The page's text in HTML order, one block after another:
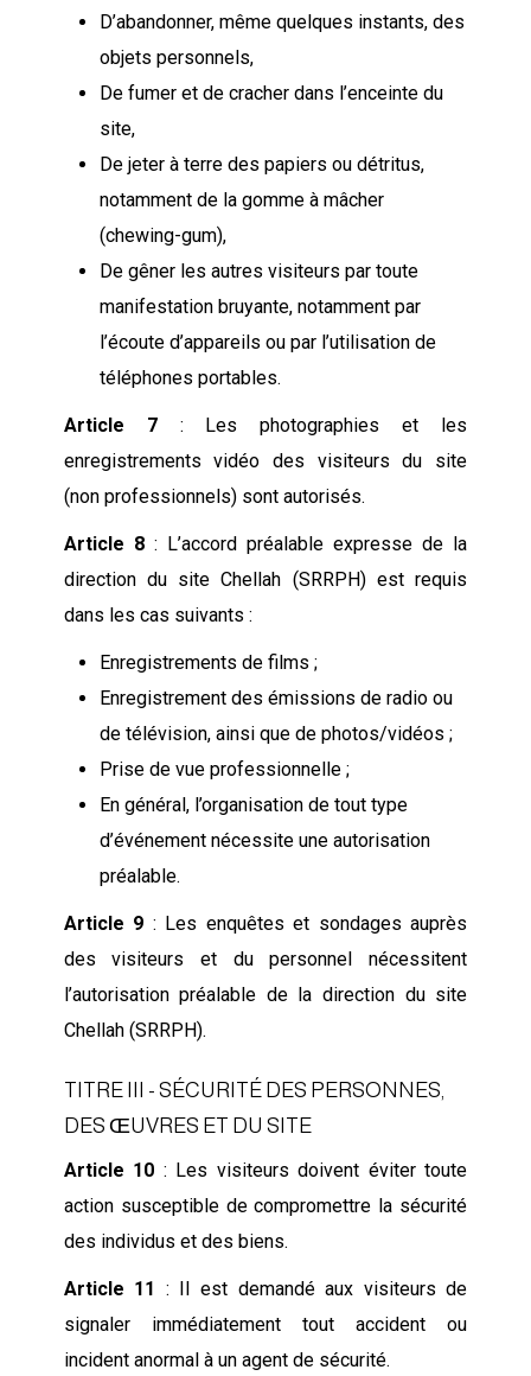
D’abandonner, même quelques instants, des
objets personnels,
De fumer et de cracher dans l’enceinte du
site,
De jeter à terre des papiers ou détritus,
notamment de la gomme à mâcher
(chewing-gum),
De gêner les autres visiteurs par toute
manifestation bruyante, notamment par
l’écoute d’appareils ou par l’utilisation de
téléphones portables.
Article 7: Les photographies et les
enregistrements vidéo des visiteurs du site
(non professionnels) sont autorisés.
Article 8: L’accord préalable expresse de la
direction du site Chellah (SRRPH) est requis
dans les cas suivants :
Enregistrements de films ;
Enregistrement des émissions de radio ou
de télévision, ainsi que de photos/vidéos ;
Prise de vue professionnelle ;
En général, l’organisation de tout type
d’événement nécessite une autorisation
préalable.
Article 9 : Les enquêtes et sondages auprès
des visiteurs et du personnel nécessitent
l’autorisation préalable de la direction du site
Chellah (SRRPH).
TITRE III - SÉCURITÉ DES PERSONNES,
DES ŒUVRES ET DU SITE
Article 10 : Les visiteurs doivent éviter toute
action susceptible de compromettre la sécurité
des individus et des biens.
Article 11
: Il est demandé aux visiteurs de
signaler immédiatement tout accident ou
incident anormal à un agent de sécurité.